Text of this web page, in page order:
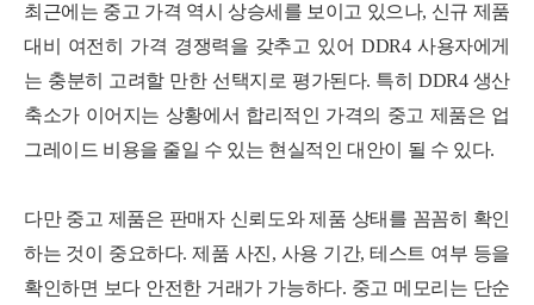
최근에는 중고 가격 역시 상승세를 보이고 있으나, 신규 제품
대비 여전히 가격 경쟁력을 갖추고 있어 DDR4 사용자에게
는 충분히 고려할 만한 선택지로 평가된다. 특히 DDR4 생산
축소가 이어지는 상황에서 합리적인 가격의 중고 제품은 업
그레이드 비용을 줄일 수 있는 현실적인 대안이 될 수 있다.
다만 중고 제품은 판매자 신뢰도와 제품 상태를 꼼꼼히 확인
하는 것이 중요하다. 제품 사진, 사용 기간, 테스트 여부 등을
확인하면 보다 안전한 거래가 가능하다. 중고 메모리는 단순